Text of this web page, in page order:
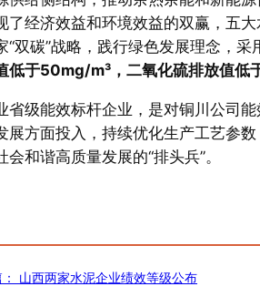
了经济效益和环境效益的双赢，五
“双碳”战略，践行绿色发展理念，
低于50mg/m³，二氧化硫排放值低
省级能效标杆企业，是对铜川公司
展方面投入，持续优化生产工艺参
和谐高质量发展的“排头兵”。
山西两家水泥企业绩效等级公布